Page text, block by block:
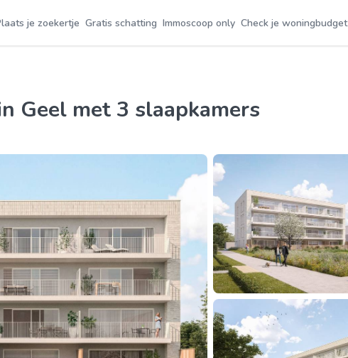
je zoekertje Gratis schatting Immoscoop only Check je woningbudget
Geel met 3 slaapkamers